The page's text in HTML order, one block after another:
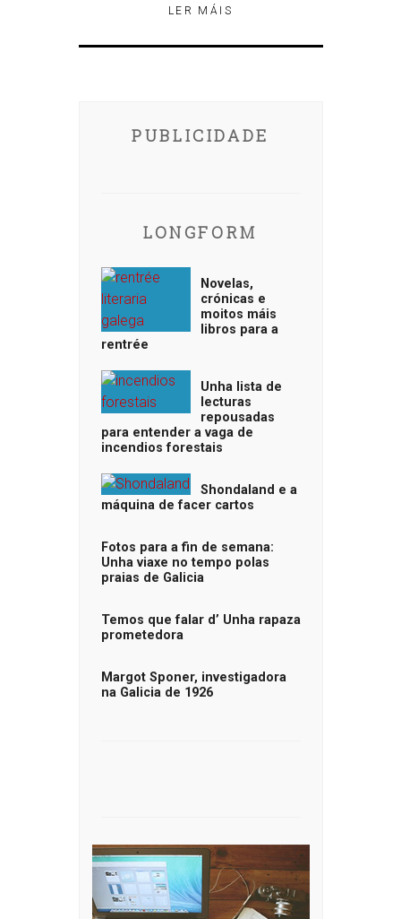
LER MÁIS
PUBLICIDADE
LONGFORM
Novelas,
crónicas e
moitos máis
libros para a
rentrée
Unha lista de
lecturas
repousadas
para entender a vaga de
incendios forestais
Shondaland e a
máquina de facer cartos
Fotos para a fin de semana:
Unha viaxe no tempo polas
praias de Galicia
Temos que falar d’ Unha rapaza
prometedora
Margot Sponer, investigadora
na Galicia de 1926